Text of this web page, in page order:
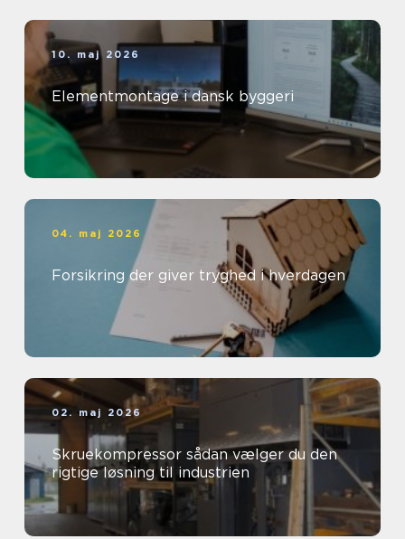
10. maj 2026
Elementmontage i dansk byggeri
04. maj 2026
Forsikring der giver tryghed i hverdagen
02. maj 2026
Skruekompressor sådan vælger du den
rigtige løsning til industrien